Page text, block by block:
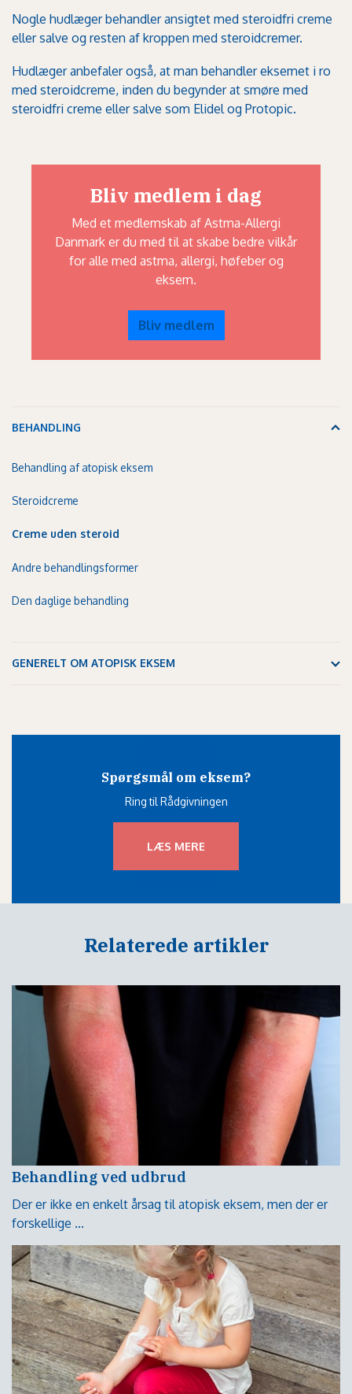
Nogle hudlæger behandler ansigtet med steroidfri creme
eller salve og resten af kroppen med steroidcremer.
Hudlæger anbefaler også, at man behandler eksemet i ro
med steroidcreme, inden du begynder at smøre med
steroidfri creme eller salve som Elidel og Protopic.
Bliv medlem i dag
Med et medlemskab af Astma-Allergi
Danmark er du med til at skabe bedre vilkår
for alle med astma, allergi, høfeber og
eksem.
Bliv medlem
BEHANDLING
Behandling af atopisk eksem
Steroidcreme
Creme uden steroid
Andre behandlingsformer
Den daglige behandling
GENERELT OM ATOPISK EKSEM
Spørgsmål om eksem?
Ring til Rådgivningen
LÆS MERE
Relaterede artikler
Behandling ved udbrud
Der er ikke en enkelt årsag til atopisk eksem, men der er
forskellige ...